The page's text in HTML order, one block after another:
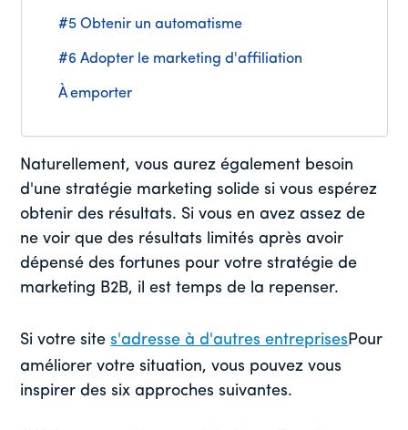
#5 Obtenir un automatisme
#6 Adopter le marketing d'affiliation
À emporter
Naturellement, vous aurez également besoin
d'une stratégie marketing solide si vous espérez
obtenir des résultats. Si vous en avez assez de
ne voir que des résultats limités après avoir
dépensé des fortunes pour votre stratégie de
marketing B2B, il est temps de la repenser.
Si votre sites'adresse à d'autres entreprisesPour
améliorer votre situation, vous pouvez vous
inspirer des six approches suivantes.